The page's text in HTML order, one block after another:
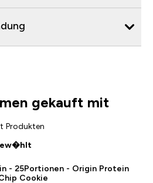
gekauft mit
Produkten
- 25Portionen - Origin Protein
Cookie